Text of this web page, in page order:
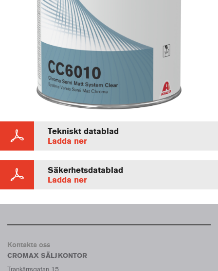
Tekniskt datablad
Ladda ner
Säkerhetsdatablad
Ladda ner
Kontakta oss
CROMAX SÄLJKONTOR